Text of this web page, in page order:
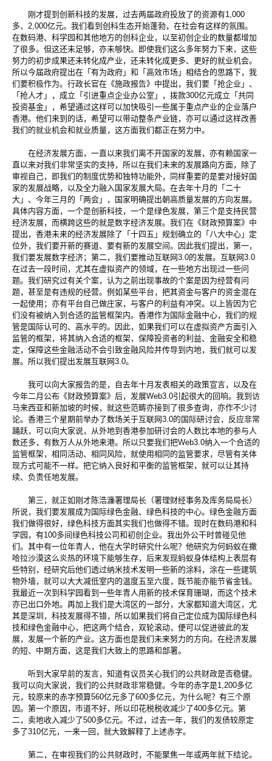
刚才提到创新科技的发展，过去两届政府投放了的资源有1,000
多、2,000亿元。我们看到创科生态开始蓬勃，在社会有这样的氛围。
在数码港、科学园和其他地方的创科企业，以至初创企业的数量都增加
了很多。但这还未足够，亦未够快。即使我们这么多年努力下来，这些
努力的初步成果还未转化成产业，还未转化成更多、更好的就业机会。
所以今届政府提出在「有为政府」和「高效市场」相结合的思路下，我
们要积极作为。行政长官在《施政报告》中提出，我们要「抢企业」、
「抢人才」，成立「引进重点企业办公室」，拨款300亿元成立「共同
投资基金」，希望通过这样可以加快吸引一些属于重点产业的企业落户
香港。他们来到的话，希望可以带动整条产业链，亦可以通过这样改善
我们的就业机会和就业质量，这方面我们都正在努力中。
在经济发展方面，一直以来我们离不开国家的发展，亦有赖国家一
直以来对我们非常坚实的支持，所以在我们未来的发展路向方面，除了
审视自己，即我们的制度优势和独特功能外，同样重要的是要对接好国
家的发展战略，以及全力融入国家发展大局。在去年十月的「二十
大」、今年三月的「两会」，国家明确提出朝高质量发展的方向发展。
具体内容方面，一个是创新科技，一个是绿色发展，第三个是支持民营
经济发展，而横跨这些的就是数字经济发展。我们在《财政预算案》中
提出，香港未来的经济发展除了「十四五」规划确立的「八大中心」定
位外，我们要开新的赛道、要有新的发展空间。因此我们提出，第一，
我们要发展数字经济；第二，我们要推动互联网3.0的发展。互联网3.0
在过去一段时间，尤其在虚拟资产的领域，在一些地方出现过一些问
题。我们研究过有关个案，认为之前出现事故的个案是因为经营有问
题，甚至是有违规的经营。例如某些平台，把其资金与客户的资金混在
一起使用；亦有平台自己做庄家，与客户的利益有冲突。以上皆因为它
们没有被纳入到合适的监管框架内。香港作为国际金融中心，我们的规
管是国际认可的、高水平的。因此，如果我们可以在虚拟资产方面引入
监管的框架，将其纳入合适的框架，保障投资者的利益、金融安全和稳
定，保障这些金融活动不会引致金融风险并传导到内地，我们就可以发
展。所以我们提出发展互联网3.0。
我可以向大家报告的是，自去年十月发表相关的政策宣言，以及在
今年二月公布《财政预算案》后，发展Web3.0引起很大的回响。我到访
马来西亚和新加坡的时候，就这些范畴亦接到了很多查询，亦作不少讨
论。香港三个星期前举办了数场关于互联网3.0的国际研讨会，反应非常
踊跃，可以向大家说，从外地到香港参加研讨会的人数比本地的参与人
数还多，有数万人从外地来港。所以只要我们把Web3.0纳入一个合适的
监管框架，相同活动、相同风险，就使用相同的监管要求，尽管有关体
现方式可能不一样。把它纳入良好和平衡的监管框架，就可以让其持
续、负责任地发展。
第三，就正如刚才陈浩濂署理局长（署理财经事务及库务局局长）
所说，我们要发展成为国际绿色金融、绿色科技的中心。绿色金融方面
我们做得很好，绿色科技方面其实我们也做得不错。现时在数码港和科
学园，有100多间绿色科技公司和初创企业。我出外公干时曾碰见他
们。其中有一位年青人，他在大学时研究什么呢？他研究为何蚂蚁在撒
哈拉沙漠这么炎热的环境下能够生存，后来发现蚂蚁身体结构上表层有
些特别，经研究后他们透过纳米技术发明一些新的涂料，涂在一些建筑
物外墙，就可以大大减低室内的温度五至六度，既节能亦能节省金钱。
我最近一次到科学园看到一些年青人用新的技术保育珊瑚，而这个技术
亦已出口外地。再加上我们是大湾区的一部分，大家都知道大湾区，尤
其是深圳，科技发展得不错，所以如果我们将自己定位成为国际绿色科
技和绿色金融中心，把这两个结合，双轮滚动，便可以促进彼此的发
展，发展一个新的产业。这方面也是我们未来努力的方向。在经济发展
的短、中期方面，这是我们大致上的思路和部署。
听到大家早前的发言，知道有议员关心我们的公共财政是否稳健。
我可以向大家说，我们的公共财政非常稳健。今年的赤字是1,200多亿
元，较原来的赤字预算560亿元多了600多亿元，为什么呢？有三个原
因。第一个原因，市道不好，所以印花税税收减少了400多亿元。第
二，卖地收入减少了500多亿元。不过，过去一年，我们的发债较原定
多了310亿元，一来一回，就大致解释了上述赤字。
第二，在审视我们的公共财政时，不能聚焦一年或两年就下结论。